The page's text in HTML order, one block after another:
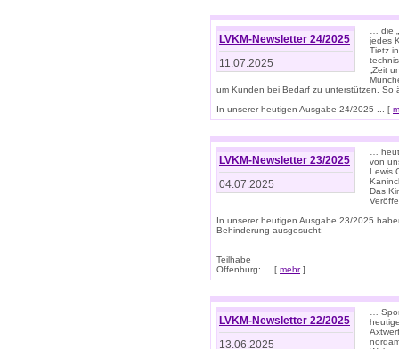
LVKM-Newsletter 24/2025
11.07.2025
… die
jedes
Tietz
„Zeit
um Kunden bei Bedarf zu unterstützen.
In unserer heutigen Ausgabe 24/2025 ... [
LVKM-Newsletter 23/2025
04.07.2025
…
von
Lewis
Das
In unserer heutigen Ausgabe 23/2025
Behinderung ausgesucht:
Teilhabe
Offenburg: ... [ mehr]
LVKM-Newsletter 22/2025
13.06.2025
…